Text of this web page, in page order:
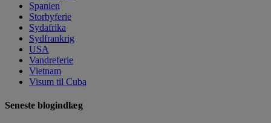
Spanien
Storbyferie
Sydafrika
Sydfrankrig
USA
Vandreferie
Vietnam
Visum til Cuba
Seneste blogindlæg